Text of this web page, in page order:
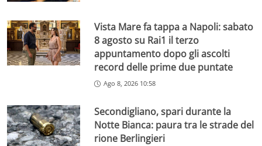
Vista Mare fa tappa a Napoli: sabato
8 agosto su Rai1 il terzo
appuntamento dopo gli ascolti
record delle prime due puntate
Ago 8, 2026 10:58
Secondigliano, spari durante la
Notte Bianca: paura tra le strade del
rione Berlingieri